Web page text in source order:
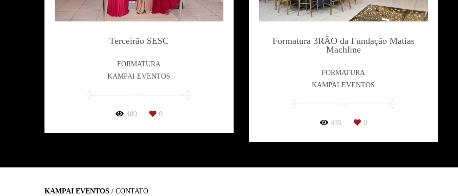
Terceirão SESC
FORMATURA
KAMPAI EVENTOS
409 0
Formatura 3RÃO da Fundação Matias
Machline
FORMATURA
KAMPAI EVENTOS
435 0
KAMPAI EVENTOS / CONTATO